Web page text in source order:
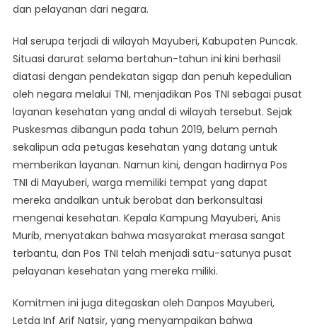
dan pelayanan dari negara.
Hal serupa terjadi di wilayah Mayuberi, Kabupaten Puncak.
Situasi darurat selama bertahun-tahun ini kini berhasil
diatasi dengan pendekatan sigap dan penuh kepedulian
oleh negara melalui TNI, menjadikan Pos TNI sebagai pusat
layanan kesehatan yang andal di wilayah tersebut. Sejak
Puskesmas dibangun pada tahun 2019, belum pernah
sekalipun ada petugas kesehatan yang datang untuk
memberikan layanan. Namun kini, dengan hadirnya Pos
TNI di Mayuberi, warga memiliki tempat yang dapat
mereka andalkan untuk berobat dan berkonsultasi
mengenai kesehatan. Kepala Kampung Mayuberi, Anis
Murib, menyatakan bahwa masyarakat merasa sangat
terbantu, dan Pos TNI telah menjadi satu-satunya pusat
pelayanan kesehatan yang mereka miliki.
Komitmen ini juga ditegaskan oleh Danpos Mayuberi,
Letda Inf Arif Natsir, yang menyampaikan bahwa